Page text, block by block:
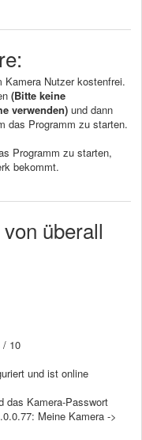
Nutzer kostenfrei.
(Bitte keine
verwenden) und dann
das Programm zu starten.
Programm zu starten,
bekommt.
überall
/ 10
und ist online
das Kamera-Passwort
Meine Kamera ->